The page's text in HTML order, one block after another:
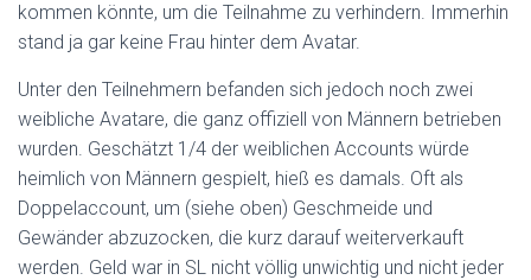
kommen könnte, um die Teilnahme zu verhindern. Immerhin
stand ja gar keine Frau hinter dem Avatar.
Unter den Teilnehmern befanden sich jedoch noch zwei
weibliche Avatare, die ganz offiziell von Männern betrieben
wurden. Geschätzt 1/4 der weiblichen Accounts würde
heimlich von Männern gespielt, hieß es damals. Oft als
Doppelaccount, um (siehe oben) Geschmeide und
Gewänder abzuzocken, die kurz darauf weiterverkauft
werden. Geld war in SL nicht völlig unwichtig und nicht jeder